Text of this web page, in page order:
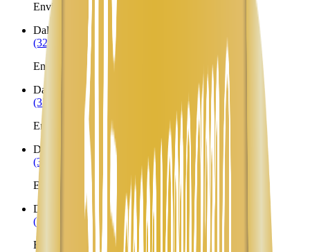
Envíos a Nicaragua desde Dakota City
Dalton
(323) 953-8100
Envíos a Nicaragua desde Dalton
Danbury
NE
(323) 953-8100
Envíos a Nicaragua desde Danbury
Dannebrog
NE
(323) 953-8100
Envíos a Nicaragua desde Dannebrog
Davenport
NE
(323) 953-8100
Envíos a Nicaragua desde Davenport